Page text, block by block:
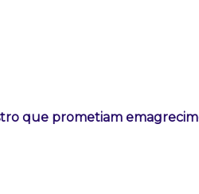
que prometiam